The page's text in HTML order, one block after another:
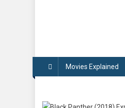
Movies Explained